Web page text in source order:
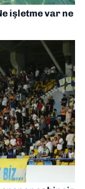
işletme var ne